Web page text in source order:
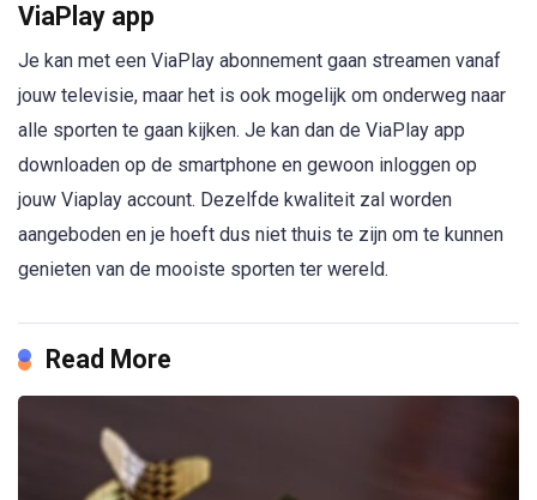
ViaPlay app
Je kan met een ViaPlay abonnement gaan streamen vanaf
jouw televisie, maar het is ook mogelijk om onderweg naar
alle sporten te gaan kijken. Je kan dan de ViaPlay app
downloaden op de smartphone en gewoon inloggen op
jouw Viaplay account. Dezelfde kwaliteit zal worden
aangeboden en je hoeft dus niet thuis te zijn om te kunnen
genieten van de mooiste sporten ter wereld.
Read More